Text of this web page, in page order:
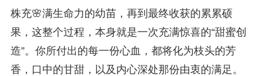
株充🌸满生命力的幼苗，再到最终收获的累累硕
果，这整个过程，本身就是一次充满惊喜的“甜蜜创
造”。你所付出的每一份心血，都将化为枝头的芳
香，口中的甘甜，以及内心深处那份由衷的满足。